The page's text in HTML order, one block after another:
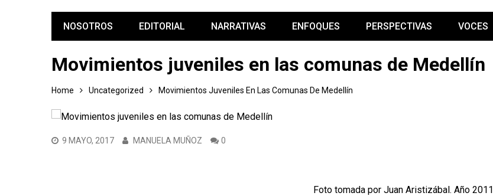
NOSOTROS EDITORIAL NARRATIVAS ENFOQUES PERSPECTIVAS VOCES
Movimientos juveniles en las comunas de Medellín
Home Uncategorized Movimientos Juveniles En Las Comunas De Medellín
9 MAYO, 2017 MANUELA MUÑOZ 0
Foto tomada por Juan Aristizábal. Año 2011